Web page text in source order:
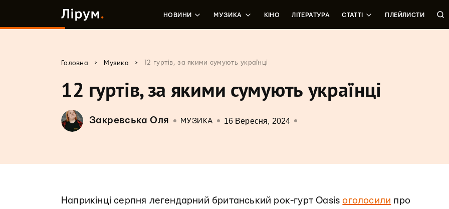
НОВИНИ МУЗИКА КІНО ЛІТЕРАТУРА СТАТТІ ПЛЕЙЛИСТИ
Головна > Музика > 12 гуртів, за якими сумують українці
12 гуртів, за якими сумують українці
Закревська Оля МУЗИКА 16 Вересня, 2024
Наприкінці серпня легендарний британський рок-гурт Oasisоголосили про